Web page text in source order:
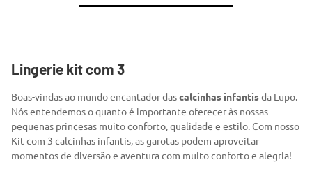
Lingerie kit com 3
Boas-vindas ao mundo encantador dascalcinhas infantisda Lupo.
Nós entendemos o quanto é importante oferecer às nossas
pequenas princesas muito conforto, qualidade e estilo. Com nosso
Kit com 3 calcinhas infantis, as garotas podem aproveitar
momentos de diversão e aventura com muito conforto e alegria!